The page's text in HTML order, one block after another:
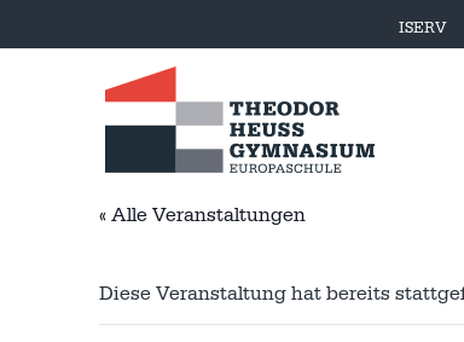
ISERV
« Alle Veranstaltungen
Diese Veranstaltung hat bereits